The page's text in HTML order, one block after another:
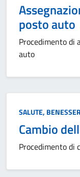
posto auto
Procedimento di
auto
Categoria:
SALUTE,
Cambio
Procedimento di